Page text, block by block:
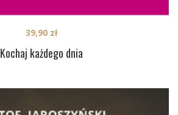
Kochaj każdego dnia
39,90 zł